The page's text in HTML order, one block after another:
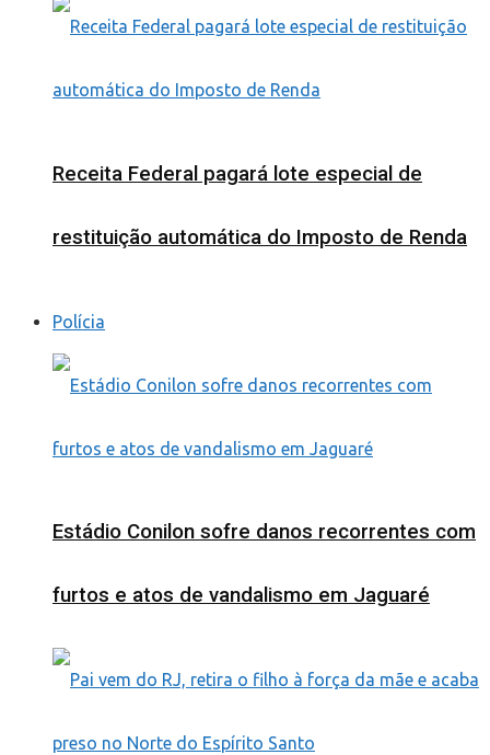
Receita Federal pagará lote especial de
restituição automática do Imposto de Renda
Polícia
Estádio Conilon sofre danos recorrentes com
furtos e atos de vandalismo em Jaguaré